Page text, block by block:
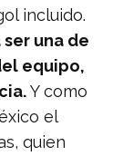
incluido.
una de
equipo,
Y como
el
quien